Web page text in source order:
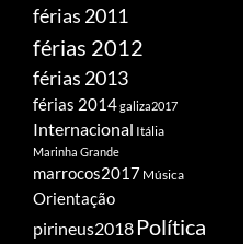
férias 2011
férias 2012
férias 2013
férias 2014galiza2017
Internacional Itália
Marinha Grande
marrocos2017 Música
Orientação
pirineus2018 Política